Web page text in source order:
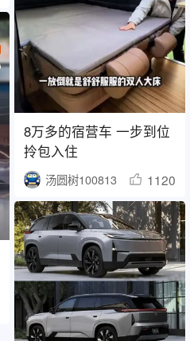
8万多的宿营车 一步到位
拎包入住
汤圆树100813 1120